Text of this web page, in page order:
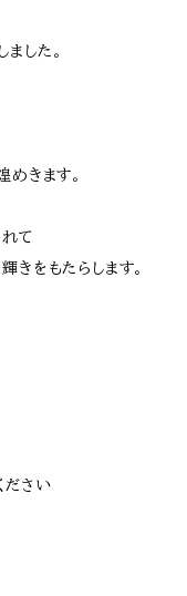
した。
きます。
て
きをもたらします。
ださい